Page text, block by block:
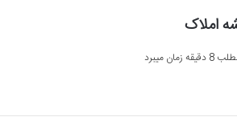
املاک
میبرد